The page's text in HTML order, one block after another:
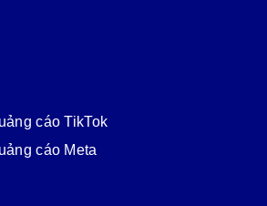
cáo TikTok
cáo Meta